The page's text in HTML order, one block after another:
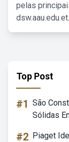
pelas
dsw.aau.edu.et.
Top Post
#1 São
Sólidas
#2 Piaget